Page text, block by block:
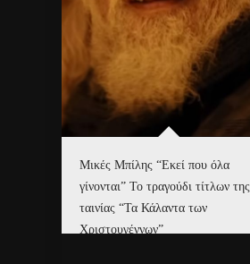
Μικές Μπίλης “Εκεί που όλα
γίνονται” Το τραγούδι τίτλων της
ταινίας “Τα Κάλαντα των
Χριστουγέννων”